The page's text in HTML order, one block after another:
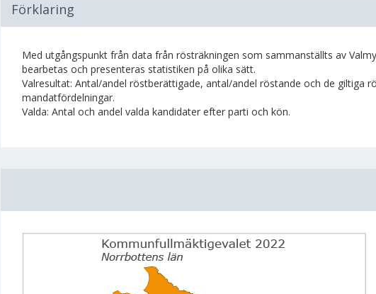
Förklaring
Med utgångspunkt från data från rösträkningen som sammanställts av
bearbetas och presenteras statistiken på olika sätt.
Valresultat: Antal/andel röstberättigade, antal/andel röstande och de giltiga
mandatfördelningar.
Valda: Antal och andel valda kandidater efter parti och kön.